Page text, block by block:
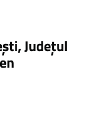
Județul